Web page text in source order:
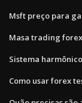
Msft preço para
Masa trading
Sistema
Como usar forex